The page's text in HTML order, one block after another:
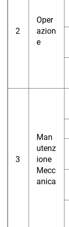
2
Oper
azion
e
3
Man
utenz
ione
Mecc
anica